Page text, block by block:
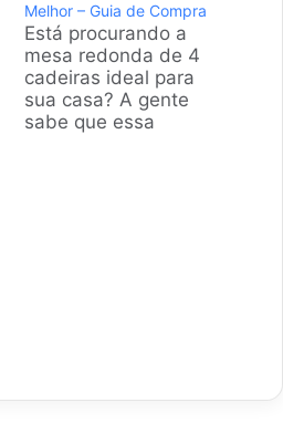
Melhor – Guia de Compra
Está procurando a
mesa redonda de 4
cadeiras ideal para
sua casa? A gente
sabe que essa